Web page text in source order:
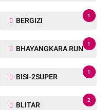
BERGIZI
1
BHAYANGKARA RUN
1
BISI-2SUPER
1
BLITAR
2